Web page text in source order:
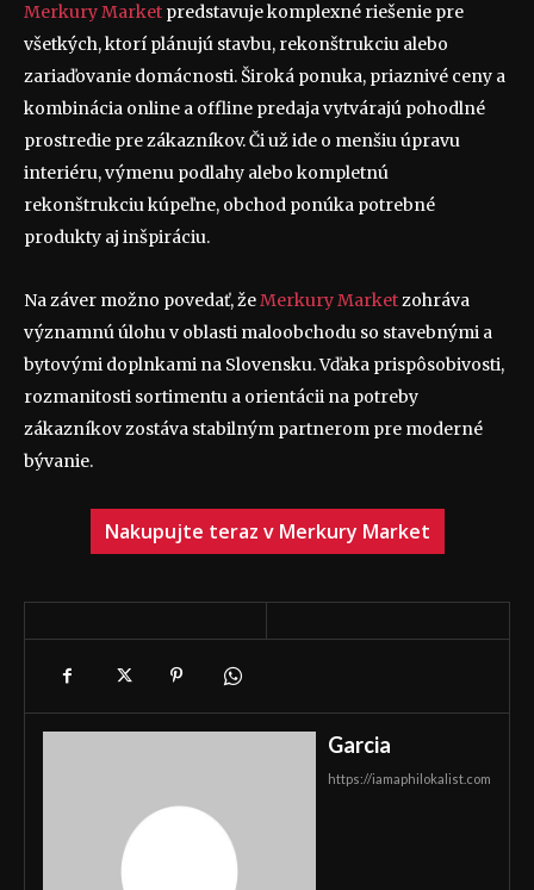
Merkury Market predstavuje komplexné riešenie pre
všetkých, ktorí plánujú stavbu, rekonštrukciu alebo
zariaďovanie domácnosti. Široká ponuka, priaznivé ceny a
kombinácia online a offline predaja vytvárajú pohodlné
prostredie pre zákazníkov. Či už ide o menšiu úpravu
interiéru, výmenu podlahy alebo kompletnú
rekonštrukciu kúpeľne, obchod ponúka potrebné
produkty aj inšpiráciu.
Na záver možno povedať, žeMerkury Marketzohráva
významnú úlohu v oblasti maloobchodu so stavebnými a
bytovými doplnkami na Slovensku. Vďaka prispôsobivosti,
rozmanitosti sortimentu a orientácii na potreby
zákazníkov zostáva stabilným partnerom pre moderné
bývanie.
Nakupujte teraz v Merkury Market
Garcia
https://iamaphilokalist.com